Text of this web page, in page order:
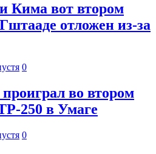
Кима вот втором
отложен из-за
0
во втором
250 в Умаге
0